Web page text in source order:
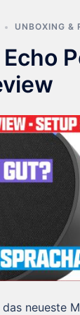
UNBOXING &
neueste